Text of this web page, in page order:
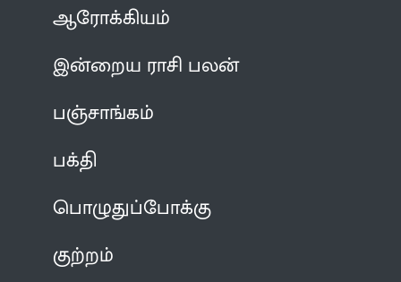
ஆரோக்கியம்
இன்றைய ராசி பலன்
பஞ்சாங்கம்
பக்தி
பொழுதுப்போக்கு
குற்றம்